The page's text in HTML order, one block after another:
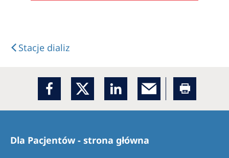
Stacje dializ
Dla Pacjentów - strona główna